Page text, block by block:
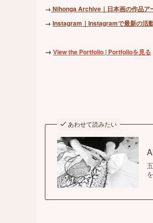
→ Nihonga Archive｜日本画の作品ア
→ Instagram｜Instagramで最新の活
→ View the Portfolio | Portfolioを見る
あわせて読みたい